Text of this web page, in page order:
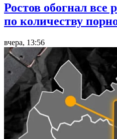
Ростов обогнал все
по количеству
вчера, 13:56